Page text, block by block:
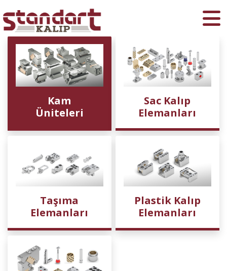
Kam
Üniteleri
Sac Kalıp
Elemanları
Taşıma
Elemanları
Plastik Kalıp
Elemanları